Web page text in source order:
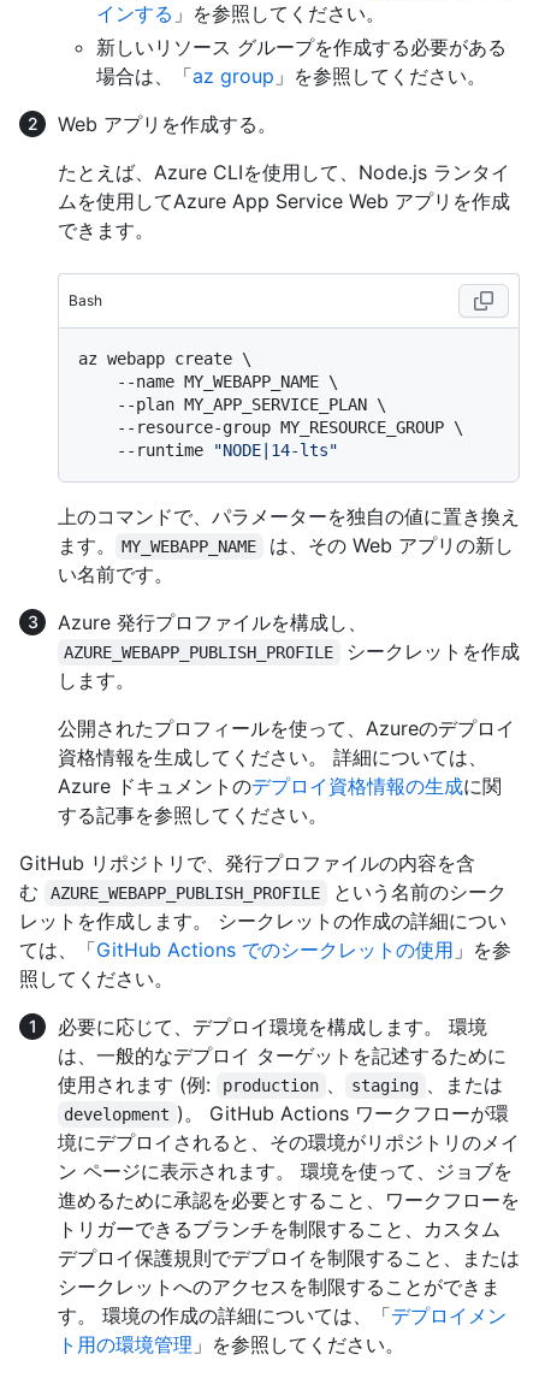
インする 」を参照してください。
新しいリソース グループを作成する必要がある
場合は、「az group 」を参照してください。
Web アプリを作成する。
たとえば、Azure CLIを使用して、Node.js ランタイ
ムを使用してAzure App Service Web アプリを作成
できます。
Bash
az webapp create \
    --runtime
"NODE|14-lts"
上のコマンドで、パラメーターを独自の値に置き換え
ます。
MY_WEBAPP_NAME
は、その Web アプリの新し
い名前です。
Azure 発行プロファイルを構成し、
AZURE_WEBAPP_PUBLISH_PROFILE
シークレットを作成
します。
公開されたプロフィールを使って、Azureのデプロイ
資格情報を生成してください。 詳細については、
Azure ドキュメントのデプロイ資格情報の生成に関
する記事を参照してください。
GitHub リポジトリで、発行プロファイルの内容を含
む
AZURE_WEBAPP_PUBLISH_PROFILE
という名前のシーク
レットを作成します。 シークレットの作成の詳細につい
ては、「GitHub Actions でのシークレットの使用 」を参
照してください。
必要に応じて、デプロイ環境を構成します。 環境
は、一般的なデプロイ ターゲットを記述するために
使用されます (例:
production 、 staging 、または
development )。 GitHub Actions ワークフローが環
境にデプロイされると、その環境がリポジトリのメイ
ン ページに表示されます。 環境を使って、ジョブを
進めるために承認を必要とすること、ワークフローを
トリガーできるブランチを制限すること、カスタム
デプロイ保護規則でデプロイを制限すること、または
シークレットへのアクセスを制限することができま
す。 環境の作成の詳細については、「デプロイメン
ト用の環境管理 」を参照してください。